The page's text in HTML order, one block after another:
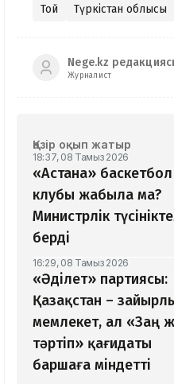
Той Түркістан облысы
Nege.kz
Журналист
Қазір оқып жатыр
18:37, 08 Тамыз 2026
«Астана» баскетбол
клубы жабыла ма?
Министрлік
берді
16:29, 08 Тамыз 2026
«Әділет» партиясы:
Қазақстан –
мемлекет, ал «Заң
тәртіп» қағидаты
баршаға міндетті